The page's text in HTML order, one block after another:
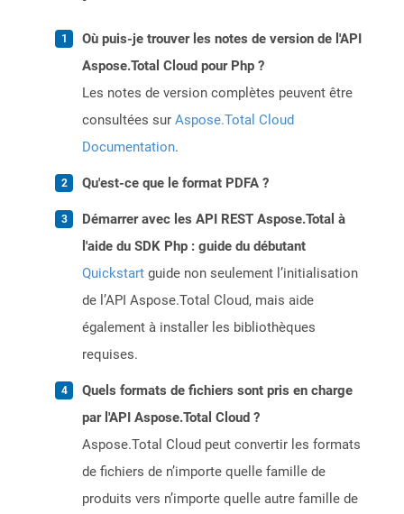
Où puis-je trouver les notes de version de l'API
Aspose.Total Cloud pour Php ?
Les notes de version complètes peuvent être
consultées sur Aspose.Total Cloud
Documentation.
Qu'est-ce que le format PDFA ?
Démarrer avec les API REST Aspose.Total à
l'aide du SDK Php : guide du débutant
Quickstart guide non seulement l’initialisation
de l’API Aspose.Total Cloud, mais aide
également à installer les bibliothèques
requises.
Quels formats de fichiers sont pris en charge
par l'API Aspose.Total Cloud ?
Aspose.Total Cloud peut convertir les formats
de fichiers de n’importe quelle famille de
produits vers n’importe quelle autre famille de